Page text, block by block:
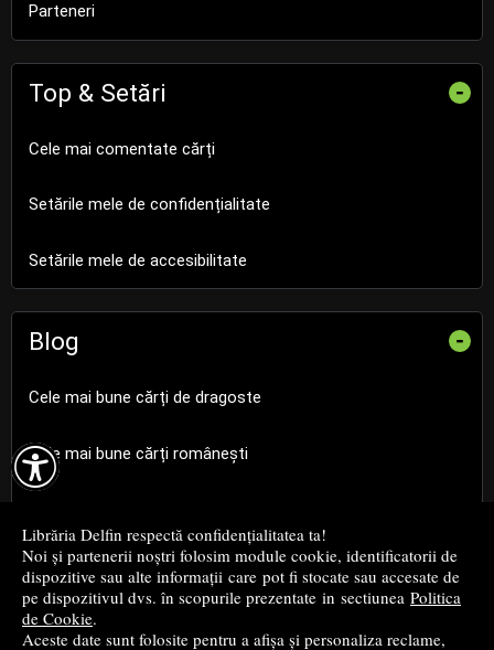

Librăria Delfin respectă confidențialitatea ta!
Noi și partenerii noștri folosim module cookie, identificatorii de
dispozitive sau alte informații care pot fi stocate sau accesate de
pe dispozitivul dvs. în scopurile prezentate in sectiunea Politica
de Cookie.
Aceste date sunt folosite pentru a afișa și personaliza reclame,
Parteneri
Top & Setări -
Cele mai comentate cărți
Setările mele de confidențialitate
Setările mele de accesibilitate
Blog -
Cele mai bune cărți de dragoste
Cele mai bune cărți românești
Cele mai bune cărți de istorie
Top cărți beletristică